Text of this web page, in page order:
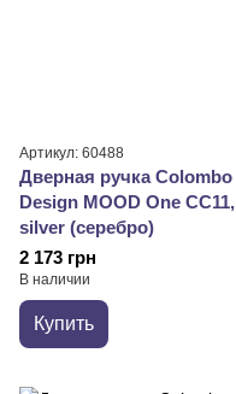
Артикул: 60488
Дверная ручка Colombo
Design MOOD One CC11,
silver (серебро)
2 173 грн
В наличии
Купить